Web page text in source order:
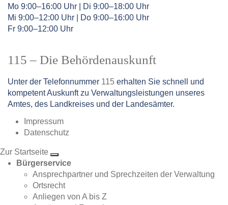
Mo 9:00–16:00 Uhr | Di 9:00–18:00 Uhr
Mi 9:00–12:00 Uhr | Do 9:00–16:00 Uhr
Fr 9:00–12:00 Uhr
115 – Die Behördenauskunft
Unter der Telefonnummer 115 erhalten Sie schnell und
kompetent Auskunft zu Verwaltungsleistungen unseres
Amtes, des Landkreises und der Landesämter.
Impressum
Datenschutz
Zur Startseite
Bürgerservice
Ansprechpartner und Sprechzeiten der Verwaltung
Ortsrecht
Anliegen von A bis Z